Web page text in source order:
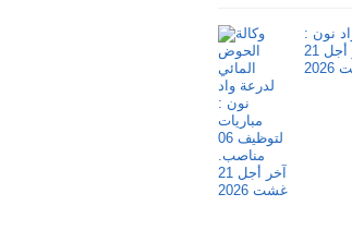
نون :
مباريات لتوظيف 06 مناصب. آخر أجل 21